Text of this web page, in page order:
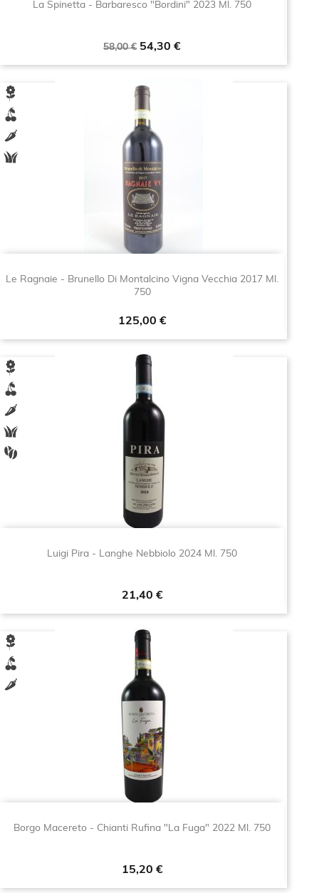
La Spinetta - Barbaresco "Bordini" 2023 Ml. 750
Prezzo
58,00 € Prezzo
54,30 €
Le Ragnaie - Brunello Di Montalcino Vigna Vecchia 2017 Ml.
750
Prezzo
125,00 €
Luigi Pira - Langhe Nebbiolo 2024 Ml. 750
Prezzo
21,40 €
Borgo Macereto - Chianti Rufina "La Fuga" 2022 Ml. 750
Prezzo
15,20 €